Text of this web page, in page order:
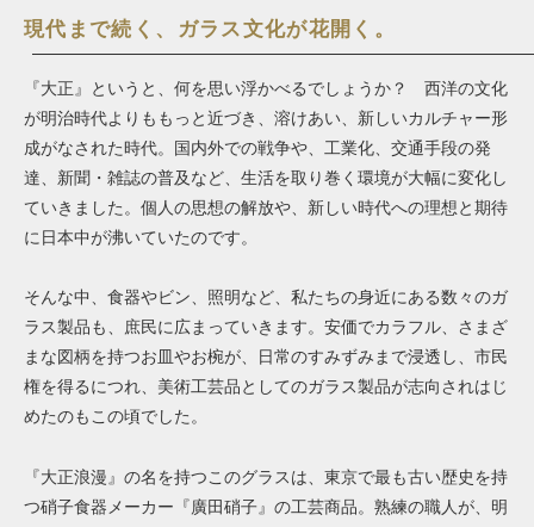
現代まで続く、ガラス文化が花開く。
『大正』というと、何を思い浮かべるでしょうか？ 西洋の文化
が明治時代よりももっと近づき、溶けあい、新しいカルチャー形
成がなされた時代。国内外での戦争や、工業化、交通手段の発
達、新聞・雑誌の普及など、生活を取り巻く環境が大幅に変化し
ていきました。個人の思想の解放や、新しい時代への理想と期待
に日本中が沸いていたのです。
そんな中、食器やビン、照明など、私たちの身近にある数々のガ
ラス製品も、庶民に広まっていきます。安価でカラフル、さまざ
まな図柄を持つお皿やお椀が、日常のすみずみまで浸透し、市民
権を得るにつれ、美術工芸品としてのガラス製品が志向されはじ
めたのもこの頃でした。
『大正浪漫』の名を持つこのグラスは、東京で最も古い歴史を持
つ硝子食器メーカー『廣田硝子』の工芸商品。熟練の職人が、明